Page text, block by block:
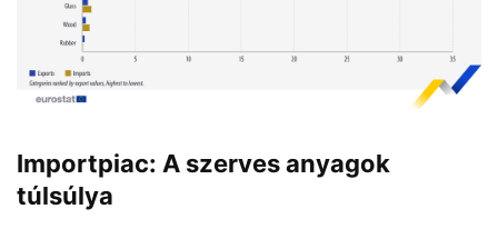
Importpiac: A szerves anyagok
túlsúlya